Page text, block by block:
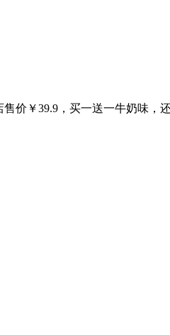
价￥39.9，买一送一牛奶味，